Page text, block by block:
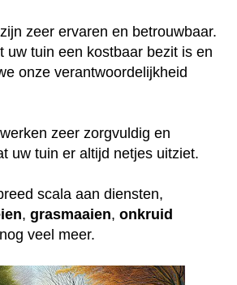
zeer ervaren en betrouwbaar.
uw tuin een kostbaar bezit is en
onze verantwoordelijkheid
zeer zorgvuldig en
uw tuin er altijd netjes uitziet.
scala aan diensten,
, grasmaaien, onkruid
veel meer.